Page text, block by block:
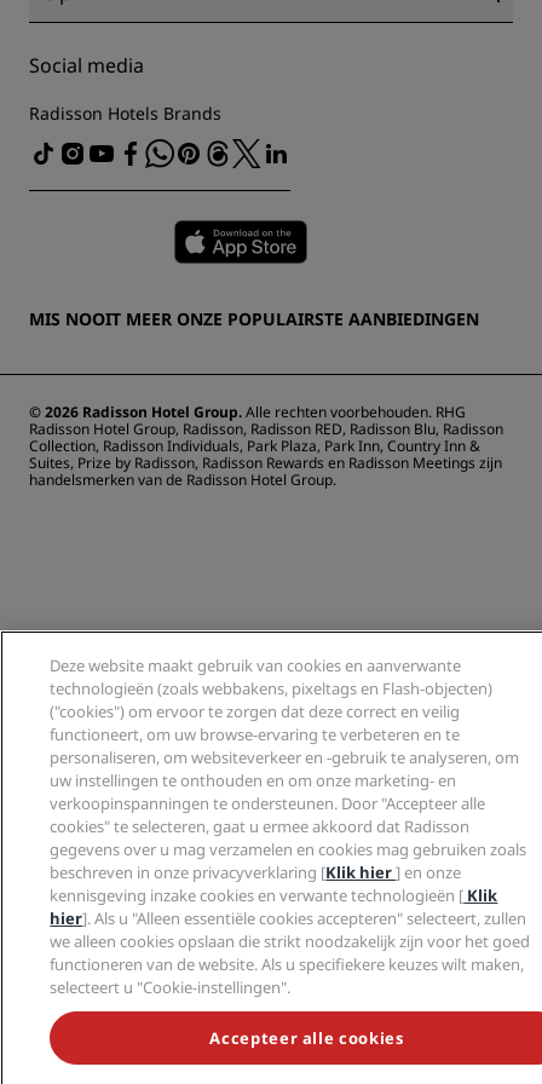
Gezondheid en veiligheid
Vacatures PPHE
The Club by RHG
Duurzaam ondernemen
Inkoop
Gebruikersovereenkomst site
Verklaring inzake moderne slavernij
Contactgegevens
Sitemap
Social media
Radisson Hotels Brands
MIS NOOIT MEER ONZE POPULAIRSTE AANBIEDINGEN
© 2026 Radisson Hotel Group.Alle rechten voorbehouden. RHG
Radisson Hotel Group, Radisson, Radisson RED, Radisson Blu, Radisson
Collection, Radisson Individuals, Park Plaza, Park Inn, Country Inn &
Suites, Prize by Radisson, Radisson Rewards en Radisson Meetings zijn
handelsmerken van de Radisson Hotel Group.
Deze website maakt gebruik van cookies en aanverwante
technologieën (zoals webbakens, pixeltags en Flash-objecten)
("cookies") om ervoor te zorgen dat deze correct en veilig
functioneert, om uw browse-ervaring te verbeteren en te
personaliseren, om websiteverkeer en -gebruik te analyseren, om
uw instellingen te onthouden en om onze marketing- en
verkoopinspanningen te ondersteunen. Door "Accepteer alle
cookies" te selecteren, gaat u ermee akkoord dat Radisson
gegevens over u mag verzamelen en cookies mag gebruiken zoals
beschreven in onze privacyverklaring [Klik hier] en onze
kennisgeving inzake cookies en verwante technologieën [ Klik
hier]. Als u "Alleen essentiële cookies accepteren" selecteert, zullen
we alleen cookies opslaan die strikt noodzakelijk zijn voor het goed
functioneren van de website. Als u specifiekere keuzes wilt maken,
selecteert u "Cookie-instellingen".
Accepteer alle cookies